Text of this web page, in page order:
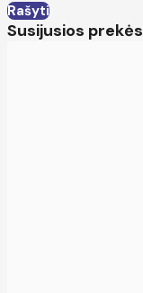
Rašyti
Susijusios prekės